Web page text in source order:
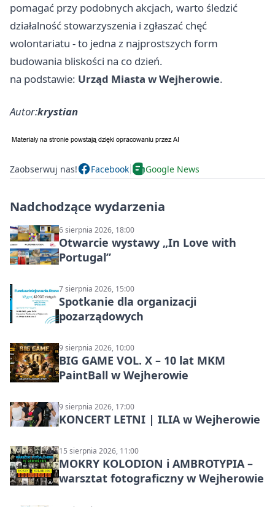
pomagać przy podobnych akcjach, warto śledzić
działalność stowarzyszenia i zgłaszać chęć
wolontariatu - to jedna z najprostszych form
budowania bliskości na co dzień.
na podstawie: Urząd Miasta w Wejherowie.
Autor:krystian
Zaobserwuj nas! Facebook Google News
Nadchodzące wydarzenia
6 sierpnia 2026, 18:00
Otwarcie wystawy „In Love with
Portugal”
7 sierpnia 2026, 15:00
Spotkanie dla organizacji
pozarządowych
9 sierpnia 2026, 10:00
BIG GAME VOL. X – 10 lat MKM
PaintBall w Wejherowie
9 sierpnia 2026, 17:00
KONCERT LETNI | ILIA w Wejherowie
15 sierpnia 2026, 11:00
MOKRY KOLODION i AMBROTYPIA –
warsztat fotograficzny w Wejherowie